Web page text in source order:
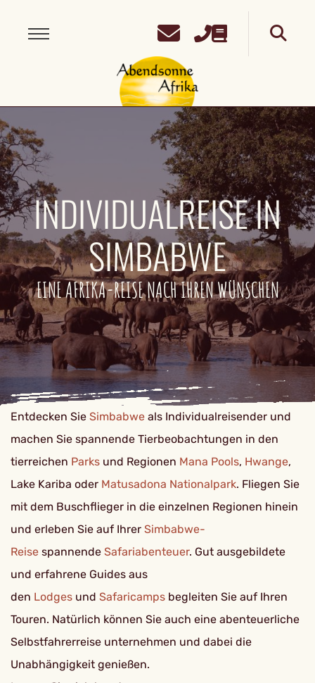
INDIVIDUALREISE IN
SIMBABWE
EINE AFRIKA-REISE NACH IHREN WÜNSCHEN
Entdecken Sie Simbabwe als Individualreisender und
machen Sie spannende Tierbeobachtungen in den
tierreichen Parks und Regionen Mana Pools, Hwange,
Lake Kariba oder Matusadona Nationalpark. Fliegen Sie
mit dem Buschflieger in die einzelnen Regionen hinein
und erleben Sie auf Ihrer Simbabwe-
Reise spannende Safariabenteuer. Gut ausgebildete
und erfahrene Guides aus
den Lodges und Safaricamps begleiten Sie auf Ihren
Touren. Natürlich können Sie auch eine abenteuerliche
Selbstfahrerreise unternehmen und dabei die
Unabhängigkeit genießen.